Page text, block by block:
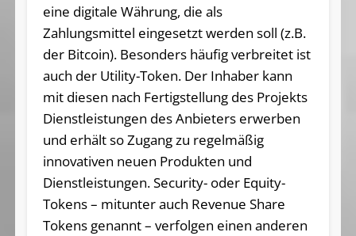
eine digitale Währung, die als
Zahlungsmittel eingesetzt werden soll (z.B.
der Bitcoin). Besonders häufig verbreitet ist
auch der Utility-Token. Der Inhaber kann
mit diesen nach Fertigstellung des Projekts
Dienstleistungen des Anbieters erwerben
und erhält so Zugang zu regelmäßig
innovativen neuen Produkten und
Dienstleistungen. Security- oder Equity-
Tokens – mitunter auch Revenue Share
Tokens genannt – verfolgen einen anderen